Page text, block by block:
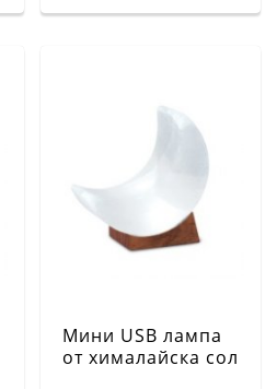
Мини USB лампа
от хималайска сол